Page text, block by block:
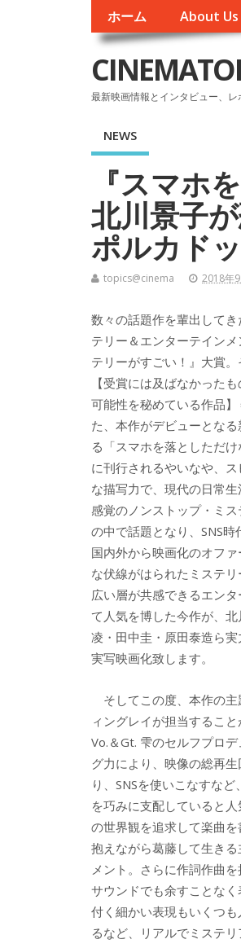
ホーム About Us
最新映画情報とインタビュー、
NEWS
『スマホ
北川景子
ポルカド
topics@cinema 2018年
数々の話題作を輩出して
テリー＆エンターテイン
テリーがすごい！』大賞
【受賞には及ばなかった
可能性を秘めている作品】
た、本作がデビューとな
る「スマホを落としただ
に刊行されるやいなや、
な描写力で、現代の日常
感覚のノンストップ・ミ
の中で話題となり、SNS
国内外から映画化のオフ
な伏線がはられたミステ
広い層が共感できるエン
て人気を博した今作が、
凌・田中圭・原田泰造ら
実写映画化致します。
そしてこの度、本作の
ィングレイが担当するこ
Vo.＆Gt. 雫のセルフプロ
グ力により、映像の総再
り、SNSを使いこなすな
を巧みに支配していると
の世界観を追求して楽曲
抱えながら葛藤して生き
メント。さらに作詞作曲
サウンドでも余すことな
付く細かい表現もいくつ
るなど、リアルでミステ